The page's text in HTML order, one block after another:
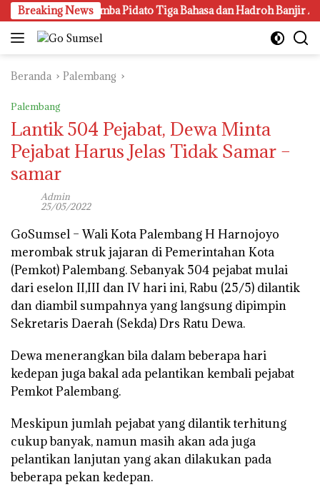
Langsung
ke
konten
Breaking News
Gen Z, Lomba Pidato Tiga Bahasa dan Hadroh Banjir
Beranda Palembang
Palembang
Lantik 504 Pejabat, Dewa Minta
Pejabat Harus Jelas Tidak Samar –
samar
Admin
25/05/2022
GoSumsel –Wali Kota Palembang H Harnojoyo
merombak struk jajaran di Pemerintahan Kota
(Pemkot) Palembang. Sebanyak 504 pejabat mulai
dari eselon II,III dan IV hari ini, Rabu (25/5) dilantik
dan diambil sumpahnya yang langsung dipimpin
Sekretaris Daerah (Sekda) Drs Ratu Dewa.
Dewa menerangkan bila dalam beberapa hari
kedepan juga bakal ada pelantikan kembali pejabat
Pemkot Palembang.
Meskipun jumlah pejabat yang dilantik terhitung
cukup banyak, namun masih akan ada juga
pelantikan lanjutan yang akan dilakukan pada
beberapa pekan kedepan.